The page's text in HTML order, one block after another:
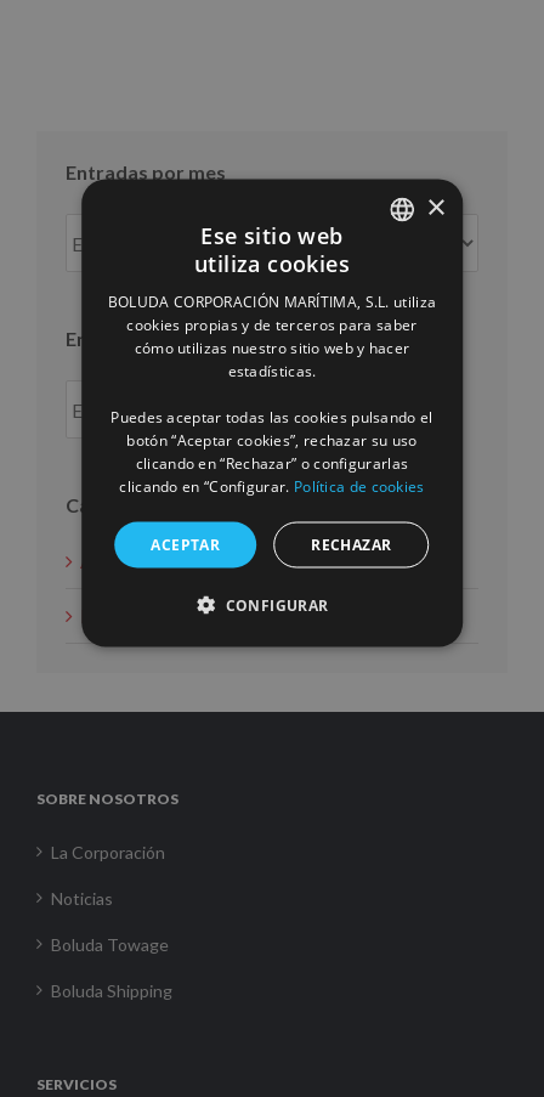
Entradas por mes
por
Entradas por año
Categorías
Acción social
SOBRE NOSOTROS
La Corporación
Noticias
Boluda Towage
Boluda Shipping
SERVICIOS
ENGLISH
FRENCH
×
Ese sitio web
utiliza cookies
BOLUDA CORPORACIÓN MARÍTIMA, S.L. utiliza
cookies propias y de terceros para saber
cómo utilizas nuestro sitio web y hacer
estadísticas.
Puedes aceptar todas las cookies pulsando el
botón “Aceptar cookies”, rechazar su uso
clicando en “Rechazar” o configurarlas
clicando en “Configurar. Política de cookies
ACEPTAR RECHAZAR
CONFIGURAR